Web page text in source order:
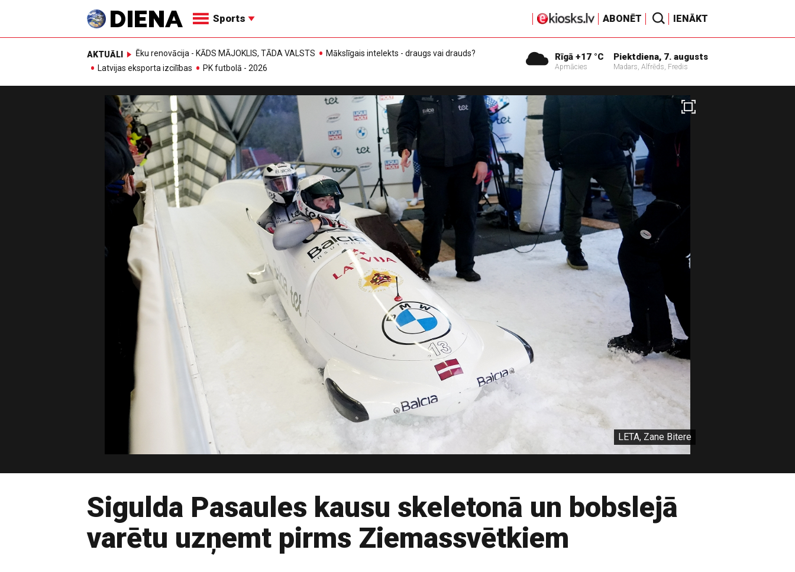
Sports ABONĒT IENĀKT
AKTUĀLI Ēku renovācija - KĀDS MĀJOKLIS, TĀDA VALSTS
Mākslīgais intelekts - draugs vai drauds?
Latvijas eksporta izcilības
PK futbolā - 2026
Rīgā +17 °C
Apmācies
Piektdiena, 7. augusts
Madars, Alfrēds, Fredis
LETA, Zane Bitere
Sigulda Pasaules kausu skeletonā un bobslejā
varētu uzņemt pirms Ziemassvētkiem